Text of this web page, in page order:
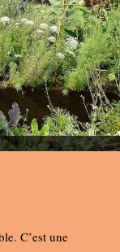
C’est une